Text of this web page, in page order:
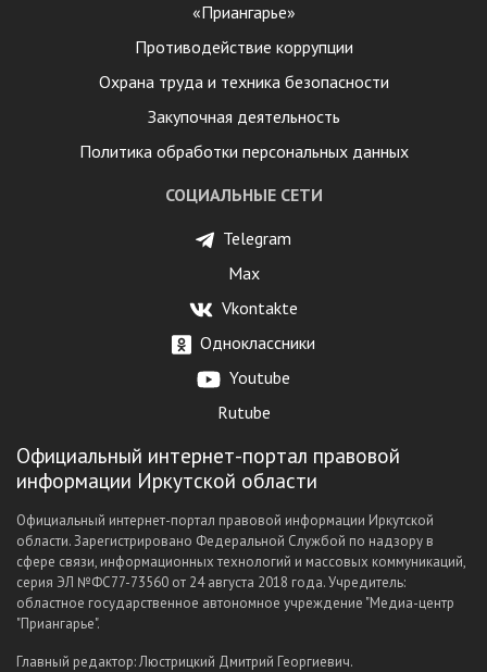
«Приангарье»
Противодействие коррупции
Охрана труда и техника безопасности
Закупочная деятельность
Политика обработки персональных данных
СОЦИАЛЬНЫЕ СЕТИ
Telegram
Max
Vkontakte
Одноклассники
Youtube
Rutube
Официальный интернет-портал правовой
информации Иркутской области
Официальный интернет-портал правовой информации Иркутской
области. Зарегистрировано Федеральной Службой по надзору в
сфере связи, информационных технологий и массовых коммуникаций,
серия ЭЛ №ФС77-73560 от 24 августа 2018 года. Учредитель:
областное государственное автономное учреждение "Медиа-центр
"Приангарье".
Главный редактор: Люстрицкий Дмитрий Георгиевич.